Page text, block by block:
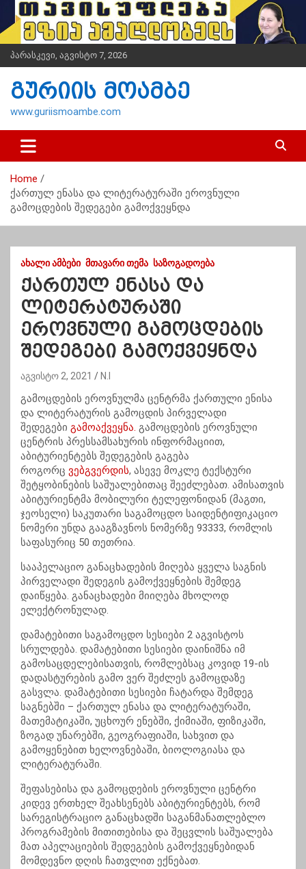
i
t
n
პარასკევი, აგვისტო 7, 2026
გურიის მოამბე
www.guriismoambe.com
Home
ქართულ ენასა და ლიტერატურაში ეროვნული
გამოცდების შედეგები გამოქვეყნდა
ᲐᲮᲐᲚᲘ ᲐᲛᲑᲔᲑᲘ ᲛᲗᲐᲕᲐᲠᲘ ᲗᲔᲛᲐ ᲡᲐᲖᲝᲒᲐᲓᲝᲔᲑᲐ
ქართულ ენასა და
ლიტერატურაში
ეროვნული გამოცდების
შედეგები გამოქვეყნდა
აგვისტო 2, 2021 N.I
გამოცდების ეროვნულმა ცენტრმა ქართული ენისა
და ლიტერატურის გამოცდის პირველადი
შედეგები გამოაქვეყნა. გამოცდების ეროვნული
ცენტრის პრესსამსახურის ინფორმაციით,
აბიტურიენტებს შედეგების გაგება
როგორც ვებგვერდის, ასევე მოკლე ტექსტური
შეტყობინების საშუალებითაც შეეძლებათ. ამისათვის
აბიტურიენტმა მობილური ტელეფონიდან (მაგთი,
ჯეოსელი) საკუთარი საგამოცდო საიდენტიფიკაციო
ნომერი უნდა გააგზავნოს ნომერზე 93333, რომლის
საფასურიც 50 თეთრია.
სააპელაციო განაცხადების მიღება ყველა საგნის
პირველადი შედეგის გამოქვეყნების შემდეგ
დაიწყება. განაცხადები მიიღება მხოლოდ
ელექტრონულად.
დამატებითი საგამოცდო სესიები 2 აგვისტოს
სრულდება. დამატებითი სესიები დაინიშნა იმ
გამოსაცდელებისათვის, რომლებსაც კოვიდ 19-ის
დადასტურების გამო ვერ შეძლეს გამოცდაზე
გასვლა. დამატებითი სესიები ჩატარდა შემდეგ
საგნებში – ქართულ ენასა და ლიტერატურაში,
მათემატიკაში, უცხოურ ენებში, ქიმიაში, ფიზიკაში,
ზოგად უნარებში, გეოგრაფიაში, სახვით და
გამოყენებით ხელოვნებაში, ბიოლოგიასა და
ლიტერატურაში.
შეფასებისა და გამოცდების ეროვნული ცენტრი
კიდევ ერთხელ შეახსენებს აბიტურიენტებს, რომ
სარეგისტრაციო განაცხადში საგანმანათლებლო
პროგრამების მითითებისა და შეცვლის საშუალება
მათ აპელაციების შედეგების გამოქვეყნებიდან
მომდევნო დღის ჩათვლით ექნებათ.